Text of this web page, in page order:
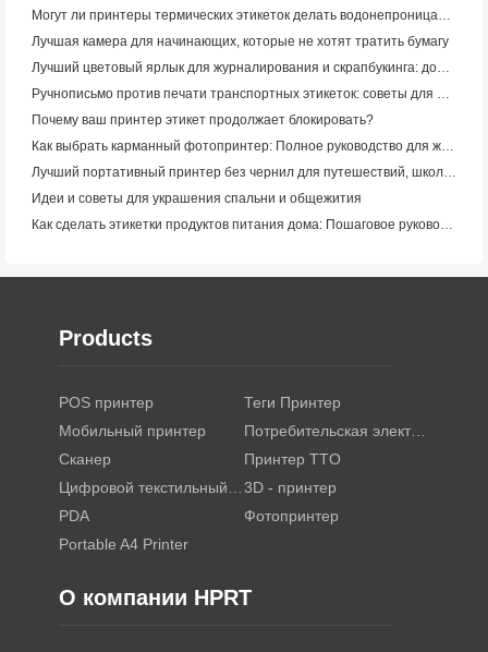
Могут ли принтеры термических этикеток делать водонепроницаемые этикетки для продуктов малого бизнеса?
Лучшая камера для начинающих, которые не хотят тратить бумагу
Лучший цветовый ярлык для журналирования и скрапбукинга: добавьте больше цвета на каждую страницу
Ручнописьмо против печати транспортных этикеток: советы для малого бизнеса в 2026 году
Почему ваш принтер этикет продолжает блокировать?
Как выбрать карманный фотопринтер: Полное руководство для журналистов, путешественников и пользователей iPhone
Лучший портативный принтер без чернил для путешествий, школы и мобильной работы: Hanin MT620 Pro Review
Идеи и советы для украшения спальни и общежития
Как сделать этикетки продуктов питания дома: Пошаговое руководство для малого пищевого бизнеса
Products
POS принтер
Теги Принтер
Мобильный принтер
Потребительская электроника
Сканер
Принтер TTO
Цифровой текстильный принтер3D - принтер
PDA
Фотопринтер
Portable A4 Printer
О компании HPRT